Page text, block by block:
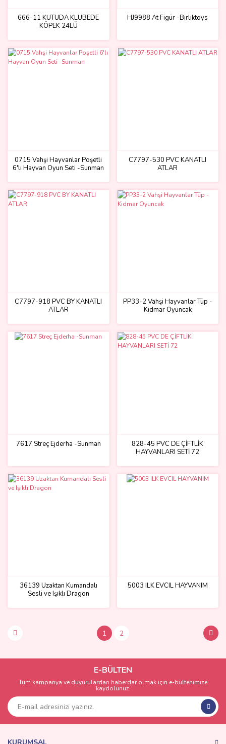
666-11 KUTUDA KLÜBEDE
KÖPEK 24LÜ
HJ9988 At Figür -Birliktoys
0715 Vahşi Hayvanlar Poşetli
6'lı Hayvan Oyun Seti -Sunman
C7797-530 PVC KANATLI
ATLAR
C7797-918 PVC BY KANATLI
ATLAR
PP33-2 Vahşi Hayvanlar Tüp -
Kidmar Oyuncak
7617 Streç Ejderha -Sunman
828-45 PVC DE ÇİFTLİK
HAYVANLARI SETİ 72
36139 Uzaktan Kumandalı
Sesli ve Işıklı Dragon
5003 ILK EVCIL HAYVANIM
1 2
E-BÜLTEN
Tüm kampanya ve duyurulardan haberdar olmak için e-bültenimize
kaydolunuz.